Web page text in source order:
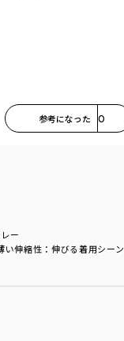
参考になった 0
い伸縮性 ：伸びる着用シーン
ー